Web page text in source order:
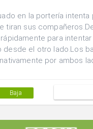
en la portería intenta
tiran sus
para
desde el otro lado.Los
por ambos
Baja